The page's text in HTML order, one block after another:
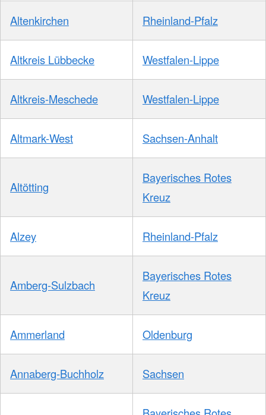
Altenkirchen Rheinland-Pfalz
Altkreis Lübbecke Westfalen-Lippe
Altkreis-Meschede Westfalen-Lippe
Altmark-West Sachsen-Anhalt
Altötting
Bayerisches Rotes
Kreuz
Alzey Rheinland-Pfalz
Amberg-Sulzbach
Bayerisches Rotes
Kreuz
Ammerland Oldenburg
Annaberg-Buchholz Sachsen